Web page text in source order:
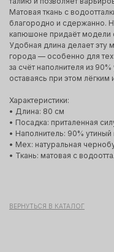
Матовая ткань с
благородно и сдержанно.
капюшоне придаёт модели
Удобная длина делает эту
города — особенно для
за счёт наполнителя из
оставаясь при этом лёгким
Характеристики:
• Длина: 80 см
• Посадка: приталенная
• Наполнитель: 90%
• Мех: натуральная
• Ткань: матовая с
ВЕРНУТЬСЯ В КАТАЛОГ